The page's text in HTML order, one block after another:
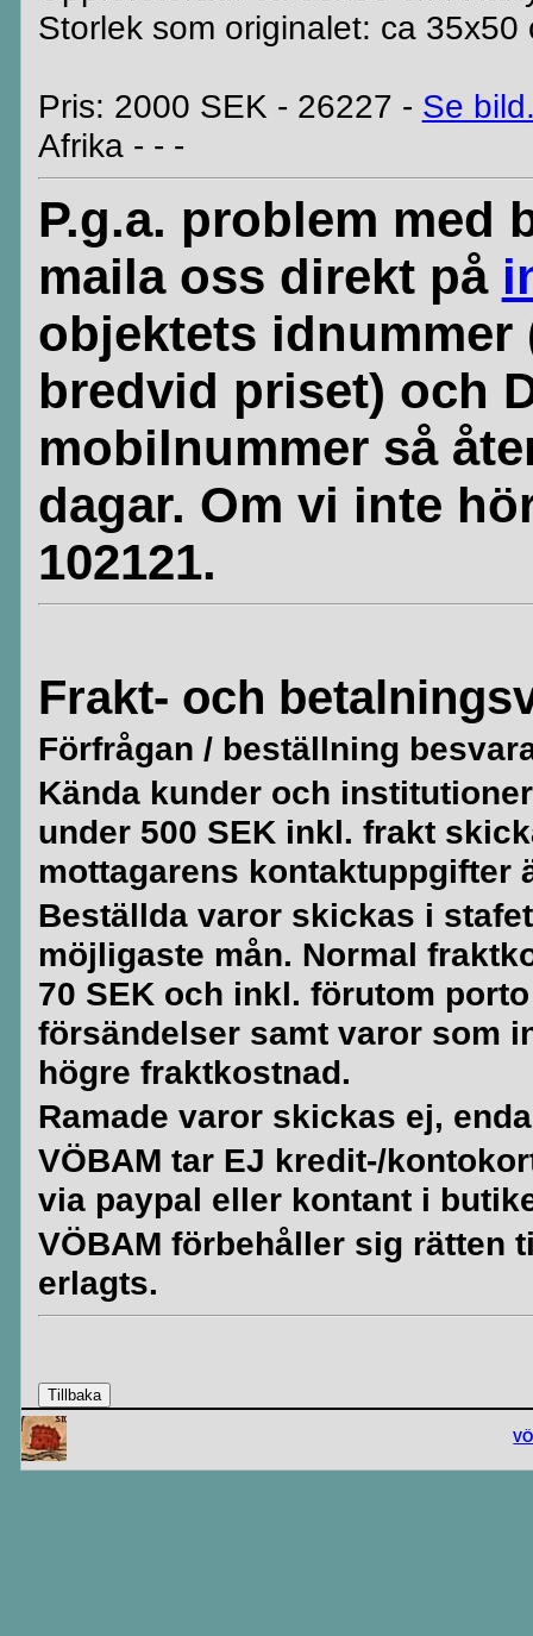
Storlek som originalet: ca 35x50
Pris: 2000 SEK - 26227 - Se
Afrika - - -
P.g.a. problem med
maila oss direkt på
objektets
bredvid priset) och
mobilnummer så
dagar. Om vi inte
102121.
Frakt- och
Förfrågan / beställning
Kända kunder och
under 500 SEK inkl. frakt
mottagarens kontaktuppgifter
Beställda varor skickas i
möjligaste mån. Normal
70 SEK och inkl. förutom
försändelser samt varor som
högre fraktkostnad.
Ramade varor skickas ej,
VÖBAM tar EJ kredit-/
via paypal eller kontant i
VÖBAM förbehåller sig rätten
erlagts.